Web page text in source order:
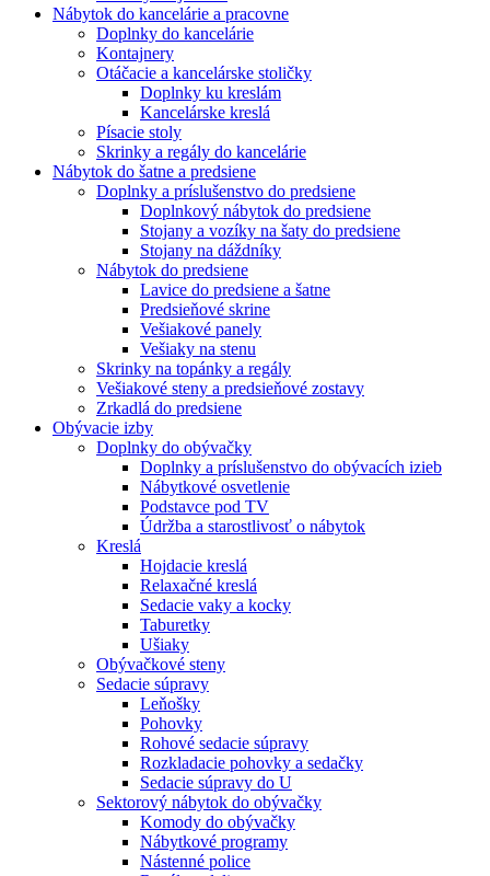
Nábytok do kancelárie a pracovne
Doplnky do kancelárie
Kontajnery
Otáčacie a kancelárske stoličky
Doplnky ku kreslám
Kancelárske kreslá
Písacie stoly
Skrinky a regály do kancelárie
Nábytok do šatne a predsiene
Doplnky a príslušenstvo do predsiene
Doplnkový nábytok do predsiene
Stojany a vozíky na šaty do predsiene
Stojany na dáždníky
Nábytok do predsiene
Lavice do predsiene a šatne
Predsieňové skrine
Vešiakové panely
Vešiaky na stenu
Skrinky na topánky a regály
Vešiakové steny a predsieňové zostavy
Zrkadlá do predsiene
Obývacie izby
Doplnky do obývačky
Doplnky a príslušenstvo do obývacích izieb
Nábytkové osvetlenie
Podstavce pod TV
Údržba a starostlivosť o nábytok
Kreslá
Hojdacie kreslá
Relaxačné kreslá
Sedacie vaky a kocky
Taburetky
Ušiaky
Obývačkové steny
Sedacie súpravy
Leňošky
Pohovky
Rohové sedacie súpravy
Rozkladacie pohovky a sedačky
Sedacie súpravy do U
Sektorový nábytok do obývačky
Komody do obývačky
Nábytkové programy
Nástenné police